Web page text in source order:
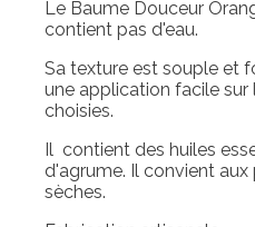
Le Baume Douceur
contient pas d'eau.
Sa texture est souple et
une application facile sur
choisies.
Il contient des huiles
d'agrume. Il convient
sèches.